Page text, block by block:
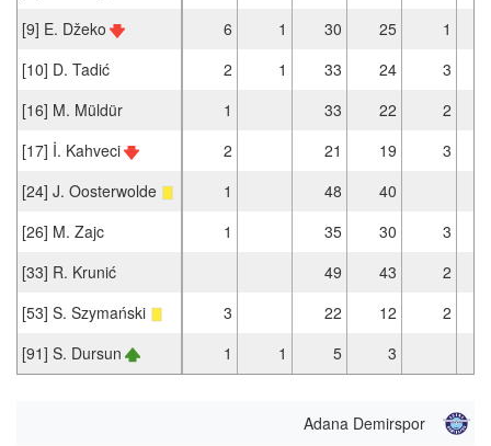
[9] E. Džeko
6 1 30 25
1
[10] D. Tadić
2 1 33 24
3
[16] M. Müldür
1 33 22
2
[17] İ. Kahveci
2 21 19
3
[24] J. Oosterwolde
1 48
40
[26] M. Zajc
1 35 30
3
[33] R. Krunić
49 43
2
[53] S. Szymański
3 22 12
2
[91] S. Dursun
1 1 5 3
Adana Demirspor